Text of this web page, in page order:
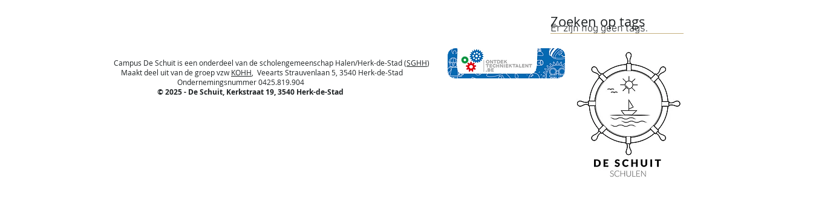
Er zijn nog geen tags.
Zoeken op tags
Campus De Schuit is een onderdeel van de scholengemeenschap Halen/Herk-de-Stad (SGHH)
Maakt deel uit van de groep vzw KOHH , Veearts Strauvenlaan 5, 3540 Herk-de-Stad
Ondernemingsnummer 0425.819.904
© 2025 - De Schuit, Kerkstraat 19, 3540 Herk-de-Stad